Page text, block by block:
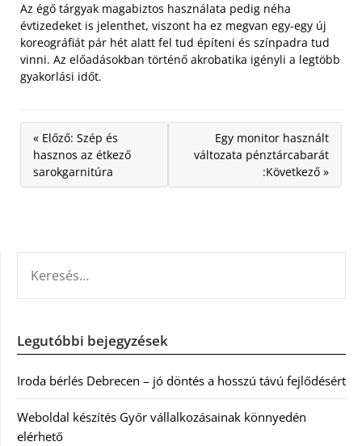
Az égő tárgyak magabiztos használata pedig néha
évtizedeket is jelenthet, viszont ha ez megvan egy-egy új
koreográfiát pár hét alatt fel tud építeni és színpadra tud
vinni. Az előadásokban történő akrobatika igényli a legtöbb
gyakorlási időt.
« Előző: Szép és
hasznos az étkező
sarokgarnitúra
Egy monitor használt
változata pénztárcabarát
:Következő »
Legutóbbi bejegyzések
Iroda bérlés Debrecen – jó döntés a hosszú távú fejlődésért
Weboldal készítés Győr vállalkozásainak könnyedén
elérhető